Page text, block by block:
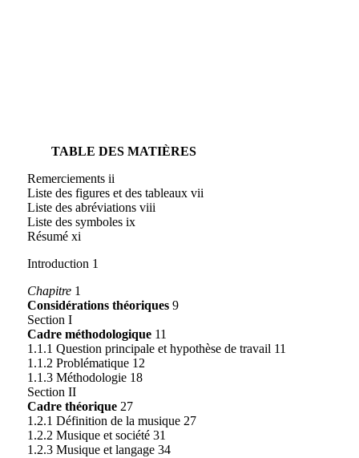
TABLE DES MATIÈRES
Remerciements ii
Liste des figures et des tableaux vii
Liste des abréviations viii
Liste des symboles ix
Résumé xi
Introduction 1
Chapitre1
Considérations théoriques9
Section I
Cadre méthodologique11
1.1.1 Question principale et hypothèse de travail 11
1.1.2 Problématique 12
1.1.3 Méthodologie 18
Section II
Cadre théorique27
1.2.1 Définition de la musique 27
1.2.2 Musique et société 31
1.2.3 Musique et langage 34